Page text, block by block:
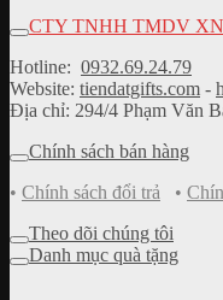
CTY TNHH TMDV
Hotline: 0932.69.24.79
Website: tiendatgifts.com -
Địa chỉ: 294/4 Phạm Văn
Chính sách bán hàng
• Chính sách đổi trả •
Theo dõi chúng tôi
Danh mục quà tặng